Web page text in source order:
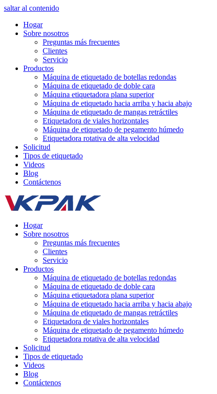
saltar al contenido
Hogar
Sobre nosotros
Preguntas más frecuentes
Clientes
Servicio
Productos
Máquina de etiquetado de botellas redondas
Máquina de etiquetado de doble cara
Máquina etiquetadora plana superior
Máquina de etiquetado hacia arriba y hacia abajo
Máquina de etiquetado de mangas retráctiles
Etiquetadora de viales horizontales
Máquina de etiquetado de pegamento húmedo
Etiquetadora rotativa de alta velocidad
Solicitud
Tipos de etiquetado
Videos
Blog
Contáctenos
Hogar
Sobre nosotros
Preguntas más frecuentes
Clientes
Servicio
Productos
Máquina de etiquetado de botellas redondas
Máquina de etiquetado de doble cara
Máquina etiquetadora plana superior
Máquina de etiquetado hacia arriba y hacia abajo
Máquina de etiquetado de mangas retráctiles
Etiquetadora de viales horizontales
Máquina de etiquetado de pegamento húmedo
Etiquetadora rotativa de alta velocidad
Solicitud
Tipos de etiquetado
Videos
Blog
Contáctenos